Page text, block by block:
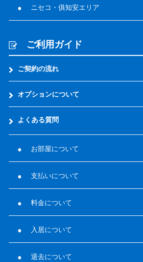
ニセコ・俱知安エリア
ご利用ガイド
ご契約の流れ
オプションについて
よくある質問
お部屋について
支払いについて
料金について
入居について
退去について